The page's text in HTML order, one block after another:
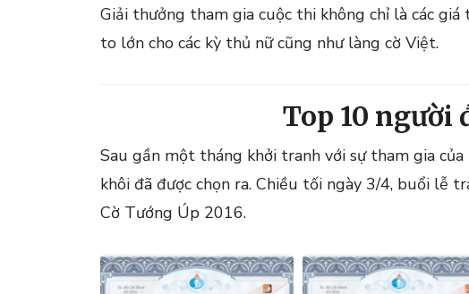
Giải thưởng tham gia cuộc thi không chỉ là các
to lớn cho các kỳ thủ nữ cũng như làng cờ Việt.
Top 10 người
Sau gần một tháng khởi tranh với sự tham gia
khôi đã được chọn ra. Chiều tối ngày 3/4, buổi lễ
Cờ Tướng Úp 2016.